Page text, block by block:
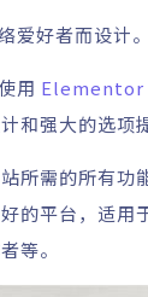
好者而设计。
用 Elementor
和强大的选项
所需的所有
的平台，适用
等。